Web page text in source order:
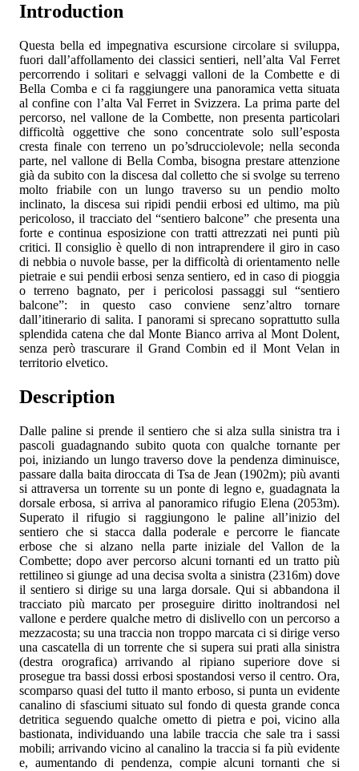
Introduction
Questa bella ed impegnativa escursione circolare si sviluppa,
fuori dall’affollamento dei classici sentieri, nell’alta Val Ferret
percorrendo i solitari e selvaggi valloni de la Combette e di
Bella Comba e ci fa raggiungere una panoramica vetta situata
al confine con l’alta Val Ferret in Svizzera. La prima parte del
percorso, nel vallone de la Combette, non presenta particolari
difficoltà oggettive che sono concentrate solo sull’esposta
cresta finale con terreno un po’sdrucciolevole; nella seconda
parte, nel vallone di Bella Comba, bisogna prestare attenzione
già da subito con la discesa dal colletto che si svolge su terreno
molto friabile con un lungo traverso su un pendio molto
inclinato, la discesa sui ripidi pendii erbosi ed ultimo, ma più
pericoloso, il tracciato del “sentiero balcone” che presenta una
forte e continua esposizione con tratti attrezzati nei punti più
critici. Il consiglio è quello di non intraprendere il giro in caso
di nebbia o nuvole basse, per la difficoltà di orientamento nelle
pietraie e sui pendii erbosi senza sentiero, ed in caso di pioggia
o terreno bagnato, per i pericolosi passaggi sul “sentiero
balcone”: in questo caso conviene senz’altro tornare
dall’itinerario di salita. I panorami si sprecano soprattutto sulla
splendida catena che dal Monte Bianco arriva al Mont Dolent,
senza però trascurare il Grand Combin ed il Mont Velan in
territorio elvetico.
Description
Dalle paline si prende il sentiero che si alza sulla sinistra tra i
pascoli guadagnando subito quota con qualche tornante per
poi, iniziando un lungo traverso dove la pendenza diminuisce,
passare dalla baita diroccata di Tsa de Jean (1902m); più avanti
si attraversa un torrente su un ponte di legno e, guadagnata la
dorsale erbosa, si arriva al panoramico rifugio Elena (2053m).
Superato il rifugio si raggiungono le paline all’inizio del
sentiero che si stacca dalla poderale e percorre le fiancate
erbose che si alzano nella parte iniziale del Vallon de la
Combette; dopo aver percorso alcuni tornanti ed un tratto più
rettilineo si giunge ad una decisa svolta a sinistra (2316m) dove
il sentiero si dirige su una larga dorsale. Qui si abbandona il
tracciato più marcato per proseguire diritto inoltrandosi nel
vallone e perdere qualche metro di dislivello con un percorso a
mezzacosta; su una traccia non troppo marcata ci si dirige verso
una cascatella di un torrente che si supera sui prati alla sinistra
(destra orografica) arrivando al ripiano superiore dove si
prosegue tra bassi dossi erbosi spostandosi verso il centro. Ora,
scomparso quasi del tutto il manto erboso, si punta un evidente
canalino di sfasciumi situato sul fondo di questa grande conca
detritica seguendo qualche ometto di pietra e poi, vicino alla
bastionata, individuando una labile traccia che sale tra i sassi
mobili; arrivando vicino al canalino la traccia si fa più evidente
e, aumentando di pendenza, compie alcuni tornanti che si